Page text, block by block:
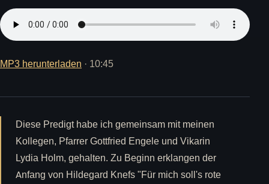
MP3 herunterladen · 10:45
Diese Predigt habe ich gemeinsam mit meinen
Kollegen, Pfarrer Gottfried Engele und Vikarin
Lydia Holm, gehalten. Zu Beginn erklangen der
Anfang von Hildegard Knefs "Für mich soll's rote